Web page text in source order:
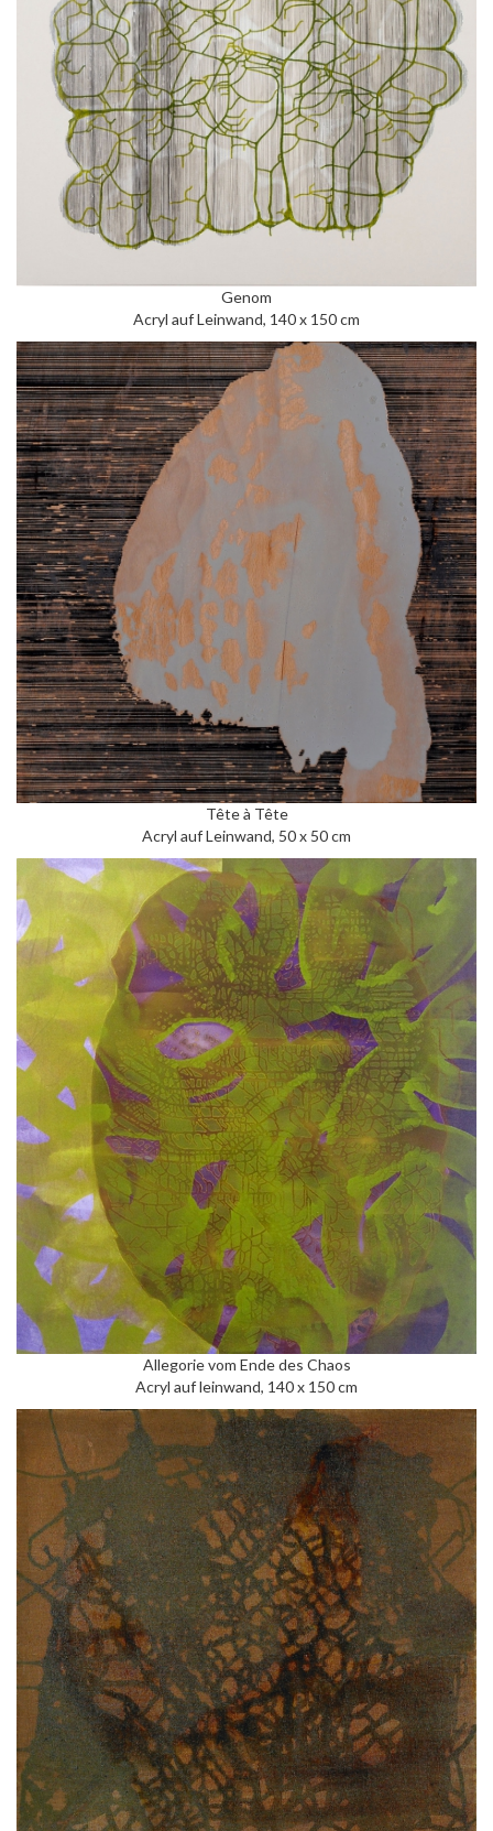
Genom
Acryl auf Leinwand, 140 x 150 cm
Tête à Tête
Acryl auf Leinwand, 50 x 50 cm
Allegorie vom Ende des Chaos
Acryl auf leinwand, 140 x 150 cm